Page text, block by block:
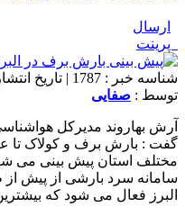
ارسال
پرینت
توسط : صفایی
آرش بهاروند مدیرکل
گفت : بارش برف و کولاک تا
مختلف استان پیش بینی می
سامانه سرد بارشی از پیش از
البرز فعال می شود که